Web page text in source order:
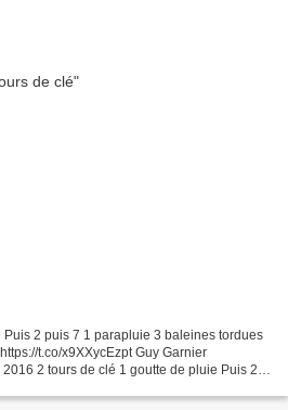
2 puis 7 1 parapluie 3 baleines tordues
t.co/x9XXycEzpt Guy Garnier
2 tours de clé 1 goutte de pluie Puis 2